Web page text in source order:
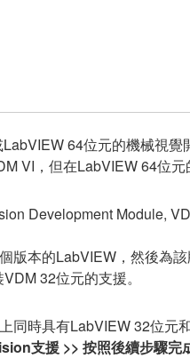
64位元的機械視覺
VI，但在LabVIEW 64位
Development Module,
版本的LabVIEW，然後為
32位元的支援。
同時具有LabVIEW 32位
支援 >> 按照後續步驟完